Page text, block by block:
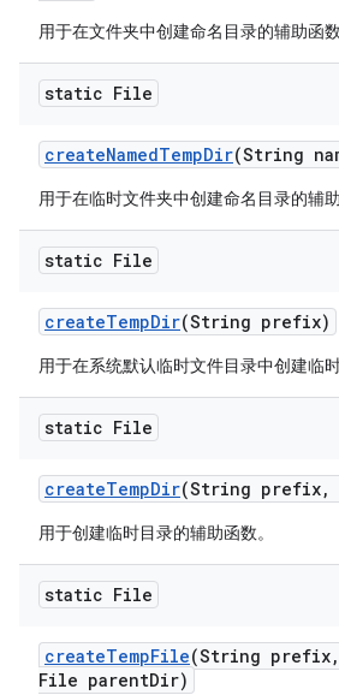
用于在文件夹中创建命名目录的辅助函数
static File
createNamedTempDir(String
用于在临时文件夹中创建命名目录的辅助
static File
createTempDir(String prefix)
用于在系统默认临时文件目录中创建临
static File
createTempDir(String prefix,
用于创建临时目录的辅助函数。
static File
createTempFile(String prefix,
File parentDir)